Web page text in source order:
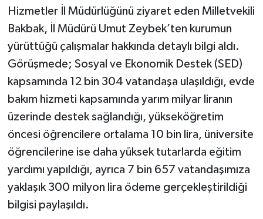
Hizmetler İl Müdürlüğünü ziyaret eden Milletvekili
Bakbak, İl Müdürü Umut Zeybek’ten kurumun
yürüttüğü çalışmalar hakkında detaylı bilgi aldı.
Görüşmede; Sosyal ve Ekonomik Destek (SED)
kapsamında 12 bin 304 vatandaşa ulaşıldığı, evde
bakım hizmeti kapsamında yarım milyar liranın
üzerinde destek sağlandığı, yükseköğretim
öncesi öğrencilere ortalama 10 bin lira, üniversite
öğrencilerine ise daha yüksek tutarlarda eğitim
yardımı yapıldığı, ayrıca 7 bin 657 vatandaşımıza
yaklaşık 300 milyon lira ödeme gerçekleştirildiği
bilgisi paylaşıldı.